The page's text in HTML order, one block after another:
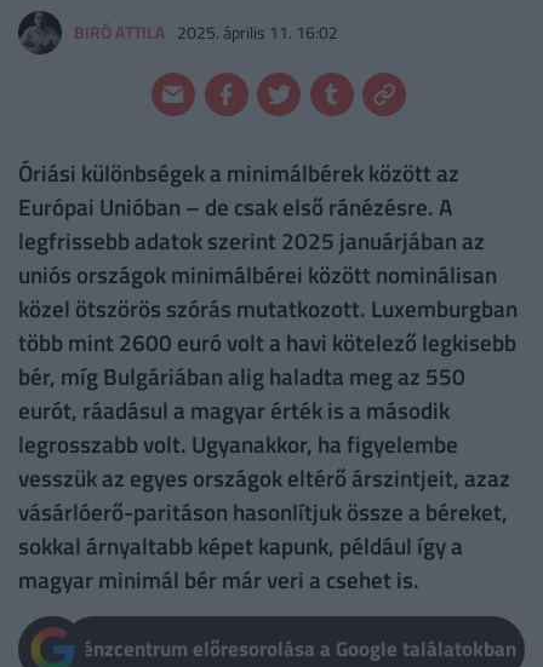
BIRÓ ATTILA 2025. április 11. 16:02
Óriási különbségek a minimálbérek között az
Európai Unióban – de csak első ránézésre. A
legfrissebb adatok szerint 2025 januárjában az
uniós országok minimálbérei között nominálisan
közel ötszörös szórás mutatkozott. Luxemburgban
több mint 2600 euró volt a havi kötelező legkisebb
bér, míg Bulgáriában alig haladta meg az 550
eurót, ráadásul a magyar érték is a második
legrosszabb volt. Ugyanakkor, ha figyelembe
vesszük az egyes országok eltérő árszintjeit, azaz
vásárlóerő-paritáson hasonlítjuk össze a béreket,
sokkal árnyaltabb képet kapunk, például így a
magyar minimál bér már veri a csehet is.
Pénzcentrum előresorolása a Google találatokban